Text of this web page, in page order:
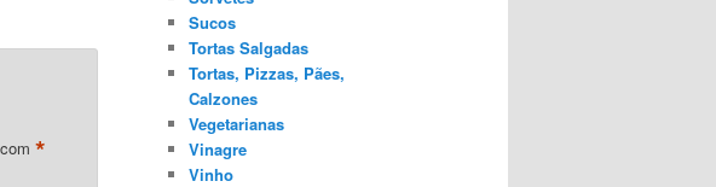
com*
Sucos
Tortas Salgadas
Tortas, Pizzas, Pães,
Calzones
Vegetarianas
Vinagre
Vinho